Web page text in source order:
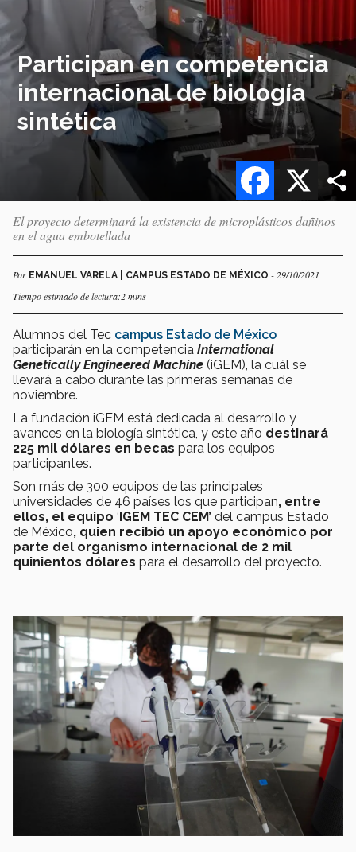
Participan en competencia
internacional de biología
sintética
X
Facebook
El proyecto determinará la existencia de microplásticos dañinos
en el agua embotellada
Por EMANUEL VARELA | CAMPUS ESTADO DE MÉXICO - 29/10/2021
Tiempo estimado de lectura:2 mins
Alumnos del Tec campus Estado de México
participarán en la competencia International
Genetically Engineered Machine (iGEM), la cuál se
llevará a cabo durante las primeras semanas de
noviembre.
La fundación iGEM está dedicada al desarrollo y
avances en la biología sintética, y este año destinará
225 mil dólares en becas para los equipos
participantes.
Son más de 300 equipos de las principales
universidades de 46 países los que participan, entre
ellos, el equipo ‘IGEM TEC CEM’ del campus Estado
de México, quien recibió un apoyo económico por
parte del organismo internacional de 2 mil
quinientos dólares para el desarrollo del proyecto.